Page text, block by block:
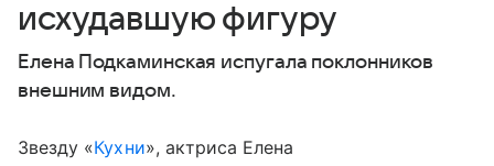
исхудавшую фигуру
Елена Подкаминская испугала поклонников
внешним видом.
Звезду «Кухни», актриса Елена